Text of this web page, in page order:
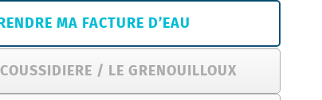
MA FACTURE D’EAU
/ LE GRENOUILLOUX